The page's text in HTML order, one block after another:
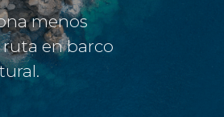
menos
ruta en barco